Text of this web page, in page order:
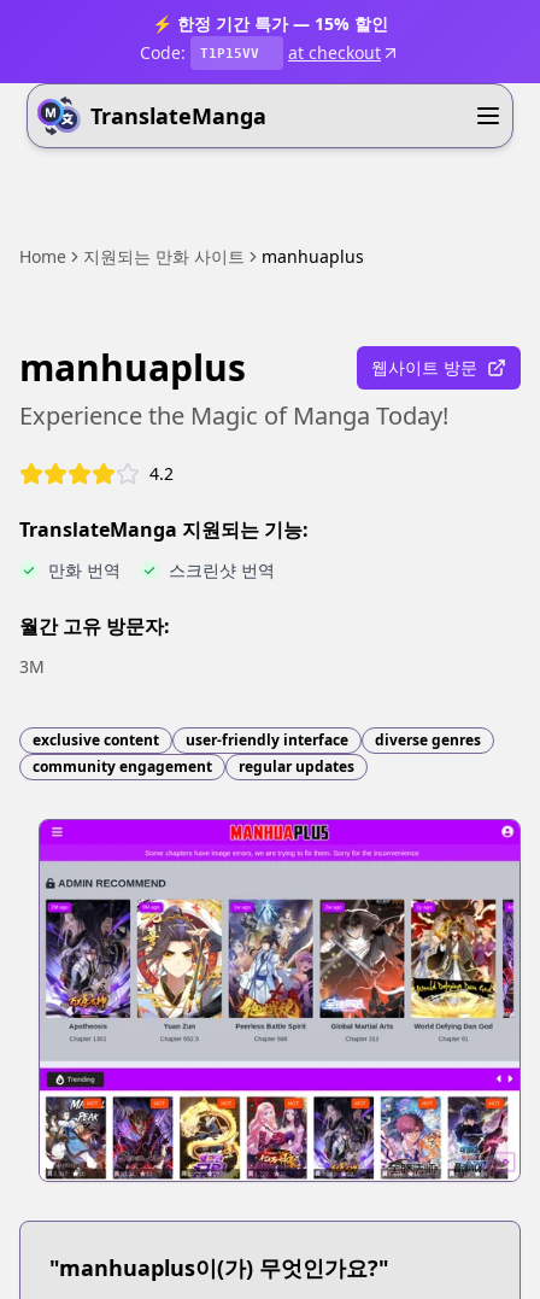
⚡ 한정 기간 특가 — 15% 할인
Code:
T1P15VV at checkout
TranslateManga
Home 지원되는 만화 사이트 manhuaplus
manhuaplus 웹사이트 방문
Experience the Magic of Manga Today!
4.2
TranslateManga 지원되는 기능:
만화 번역 스크린샷 번역
월간 고유 방문자:
3M
exclusive content user-friendly interface
diverse genres
community engagement
regular updates
"manhuaplus이(가) 무엇인가요?"